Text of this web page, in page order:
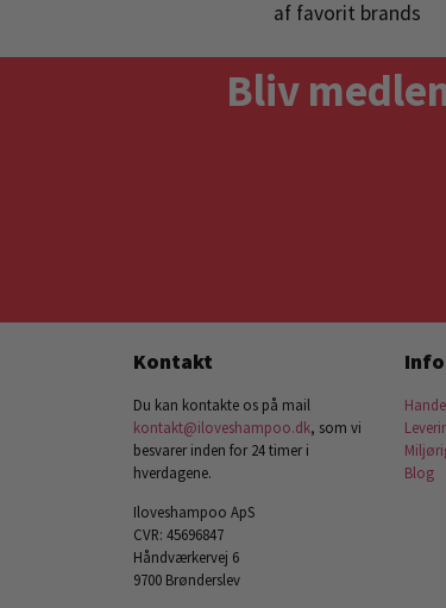
af favorit brands
Bliv
Kontakt
Du kan kontakte os på mail
kontakt@iloveshampoo.dk, som vi
besvarer inden for 24 timer i
hverdagene.
Iloveshampoo ApS
CVR: 45696847
Håndværkervej 6
9700 Brønderslev
Blog